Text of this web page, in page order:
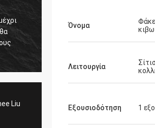
της Μαλαισίας
2,5 έτη, αγοράσαμε τη
Toprint, άξιζαν την
μας και θα επιθυμούσαμε να
τους για τους
όρους.
Η
Liu
Όνομα
Λειτουργία
Εξουσιοδότηση 1